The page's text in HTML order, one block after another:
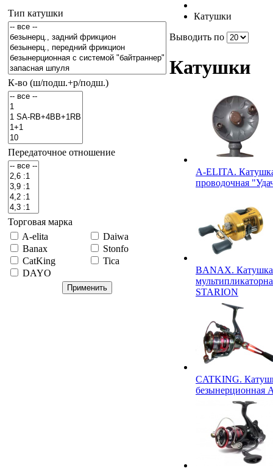
Тип катушки
К-во (ш/подш.+р/подш.)
Передаточное отношение
Торговая марка
A-elita
Banax
CatKing
DAYO
Daiwa
Stonfo
Tica
Катушки
Выводить по
Катушки
A-ELITA.
проводочная
BANAX. Катушка
STARION
CATKING.
безынерционная